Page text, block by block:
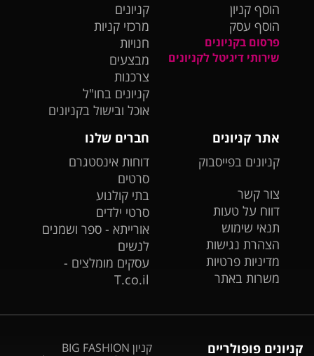
הוסף קניון
הוסף עסק
פרסום בקניונים
שירותי דיגיטל לקניונים
קניונים
מרכזי קניות
חנויות
מבצעים
צרכנות
קניונים בחו"ל
אוכל ובישול בקניונים
אתר קניונים
קניונים בפייסבוק
צור קשר
דווח על טעות
תנאי שימוש
הצהרת נגישות
מדיניות פרטיות
משרות באתר
חברים שלנו
דוחות אינסטגרם
סרטים
בתי קולנוע
סרטי ילדים
אורייתא - ספר ושמנים
לנשים
עסקים מומלצים -
T.co.il
קניונים פופולריים
קניון BIG FASHION